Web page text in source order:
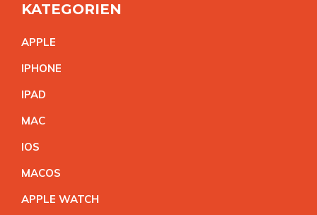
KATEGORIEN
APPLE
IPHONE
IPAD
MAC
IOS
MACOS
APPLE WATCH